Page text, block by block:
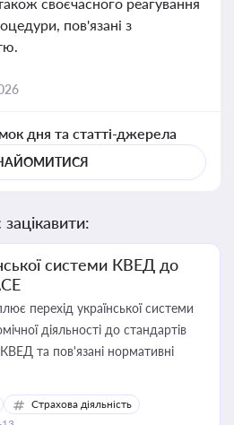
пов'язані з
дня та статті-джерела
системи КВЕД до
перехід української системи
діяльності до стандартів
та пов'язані нормативні
Страхова діяльність